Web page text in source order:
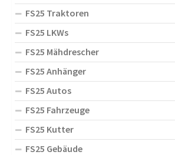
FS25 Traktoren
FS25 LKWs
FS25 Mähdrescher
FS25 Anhänger
FS25 Autos
FS25 Fahrzeuge
FS25 Kutter
FS25 Gebäude